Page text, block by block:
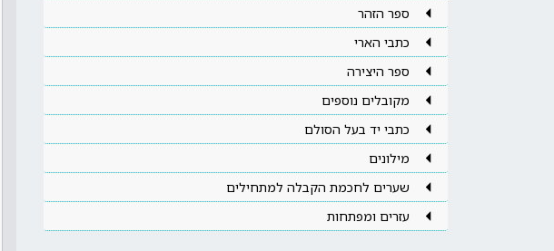
ספר הזהר
כתבי הארי
ספר היצירה
מקובלים נוספים
כתבי יד בעל הסולם
מילונים
שערים לחכמת הקבלה למתחילים
עזרים ומפתחות